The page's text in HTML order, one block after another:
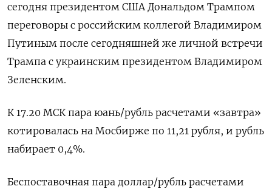
сегодня президентом США Дональдом Трампом
переговоры с российским коллегой Владимиром
Путиным после ​сегодняшней же личной встречи
Трампа с ​украинским президентом Владимиром
Зеленским.
К 17.20 МСК пара ​юань/рубль расчетами «завтра»
⁠котировалась на Мосбирже по 11,21 рубля, и рубль
набирает 0,4%.
Беспоставочная пара доллар/рубль ‌расчетами